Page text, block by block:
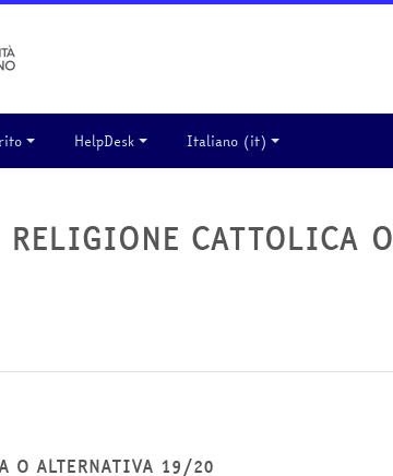
HelpDesk Italiano ‎(it)‎
CATTOLICA O
O ALTERNATIVA 19/20